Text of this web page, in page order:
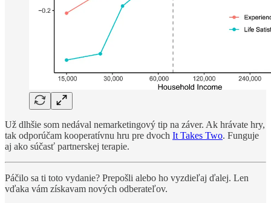
Už dlhšie som nedával nemarketingový tip na záver. Ak hrávate hry,
tak odporúčam kooperatívnu hru pre dvoch It Takes Two. Funguje
aj ako súčasť partnerskej terapie.
Páčilo sa ti toto vydanie? Prepošli alebo ho vyzdieľaj ďalej. Len
vďaka vám získavam nových odberateľov.